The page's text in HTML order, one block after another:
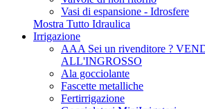
Vasi di espansione - Idrosfere
Mostra Tutto Idraulica
Irrigazione
AAA Sei un rivenditore ?
ALL'INGROSSO
Ala gocciolante
Fascette metalliche
Fertirrigazione